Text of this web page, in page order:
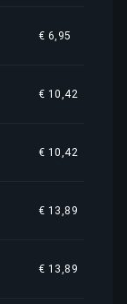
€ 6,95
€ 10,42
€ 10,42
€ 13,89
€ 13,89